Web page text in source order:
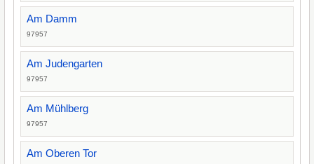
Am Damm
97957
Am Judengarten
97957
Am Mühlberg
97957
Am Oberen Tor